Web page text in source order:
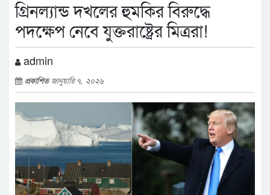
গ্রিনল্যান্ড দখলের হুমকির বিরুদ্ধে
পদক্ষেপ নেবে যুক্তরাষ্ট্রের মিত্ররা!
admin
প্রকাশিতজানুয়ারি ৭, ২০২৬